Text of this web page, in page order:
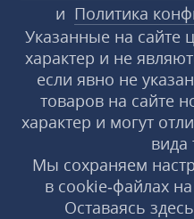
и Политика
Указанные на сайте
характер и не
если явно не
товаров на сайте
характер и могут
вида
Мы сохраняем
в cookie‑файлах
Оставаясь